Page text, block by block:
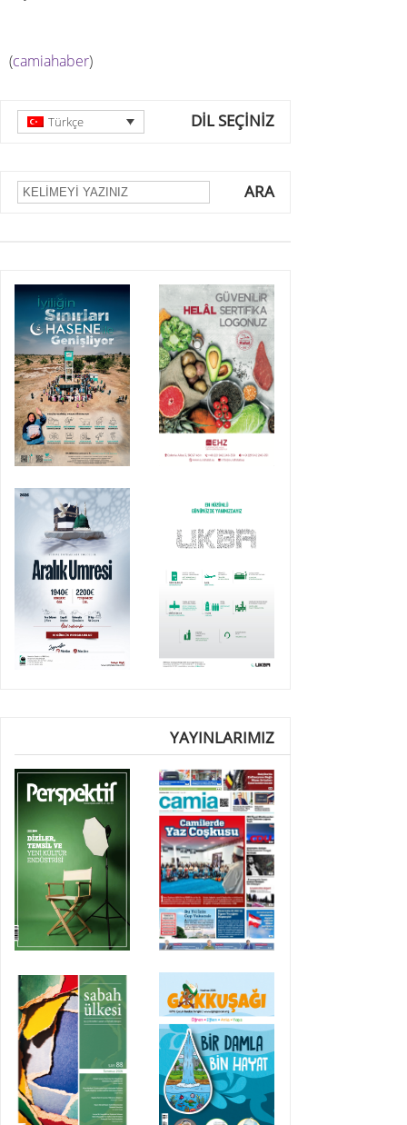
(camiahaber)
DİL SEÇİNİZ
Türkçe
ARA
YAYINLARIMIZ